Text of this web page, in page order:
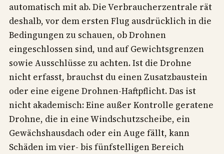
automatisch mit ab. Die Verbraucherzentrale rät
deshalb, vor dem ersten Flug ausdrücklich in die
Bedingungen zu schauen, ob Drohnen
eingeschlossen sind, und auf Gewichtsgrenzen
sowie Ausschlüsse zu achten. Ist die Drohne
nicht erfasst, brauchst du einen Zusatzbaustein
oder eine eigene Drohnen-Haftpflicht. Das ist
nicht akademisch: Eine außer Kontrolle geratene
Drohne, die in eine Windschutzscheibe, ein
Gewächshausdach oder ein Auge fällt, kann
Schäden im vier- bis fünfstelligen Bereich